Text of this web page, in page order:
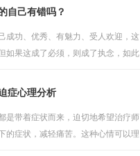
破。他往往会埋怨某些人或事，认为
自己有错吗？
成功、优秀、有魅力、受人欢迎，这
如果这成了必须，则成了执念，如此
然会把执念当成理想，当成纯真的追
症心理分析
是带着症状而来，迫切地希望治疗师
的症状，减轻痛苦。这种心情可以理